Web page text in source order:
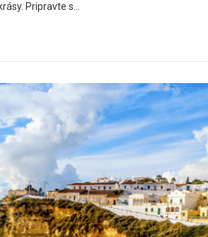
Pripravte s...